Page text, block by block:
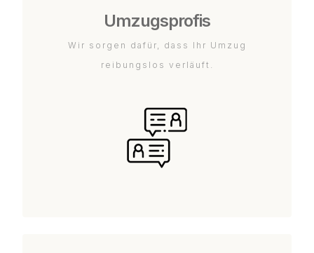
Umzugsprofis
Wir sorgen dafür, dass Ihr Umzug
reibungslos verläuft.